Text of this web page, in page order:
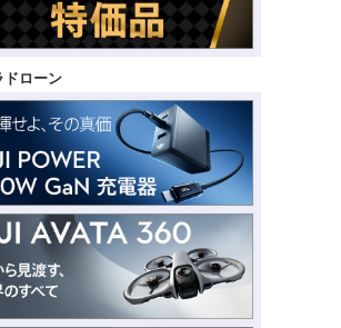
ドローン